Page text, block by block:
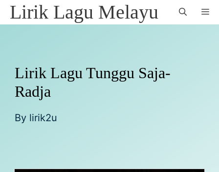
SkipLirik Lagu Melayu
Lirik Lagu Tunggu Saja-
Radja
By lirik2u